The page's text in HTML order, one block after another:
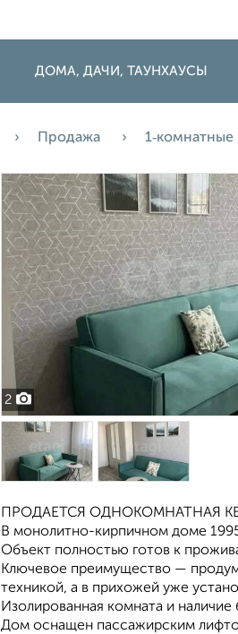
ДОМА, ДАЧИ, ТАУНХАУСЫ
Продажа 1‑комнатные
2
ПРОДАЕТСЯ ОДНОКОМНАТНАЯ
В монолитно-кирпичном доме
Объект полностью готов к
Ключевое преимущество —
техникой, а в прихожей уже
Изолированная комната и
Дом оснащен пассажирским